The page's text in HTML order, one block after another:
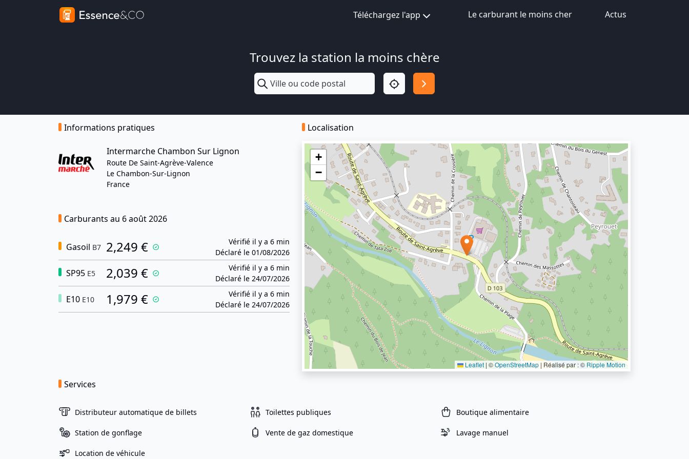
Téléchargez l'app Le carburant le moins cher Actus
Trouvez la station la moins chère
Informations pratiques
Intermarche Chambon Sur Lignon
Route De Saint-Agrève-Valence
Le Chambon-Sur-Lignon
France
Carburants au 6 août 2026
Gasoil B7 2,249 €
Vérifié il y a 6 min
Déclaré le 01/08/2026
SP95 E5 2,039 €
Vérifié il y a 6 min
Déclaré le 24/07/2026
E10 E10 1,979 €
Vérifié il y a 6 min
Déclaré le 24/07/2026
Localisation
+
−
Leaflet | ©OpenStreetMap | Réalisé par : © Ripple Motion
Services
Distributeur automatique de billets Toilettes publiques Boutique alimentaire
Station de gonflage Vente de gaz domestique Lavage manuel
Location de véhicule